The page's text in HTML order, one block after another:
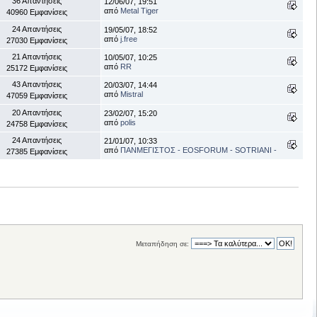
40960 Εμφανίσεις
από Metal Tiger
24 Απαντήσεις
27030 Εμφανίσεις
19/05/07, 18:52
από j.free
21 Απαντήσεις
25172 Εμφανίσεις
10/05/07, 10:25
από RR
43 Απαντήσεις
47059 Εμφανίσεις
20/03/07, 14:44
από Mistral
20 Απαντήσεις
24758 Εμφανίσεις
23/02/07, 15:20
από polis
24 Απαντήσεις
27385 Εμφανίσεις
21/01/07, 10:33
από ΠΑΝΜΕΓΙΣΤΟΣ - EOSFORUM - SOTRIANI -
Μεταπήδηση σε: